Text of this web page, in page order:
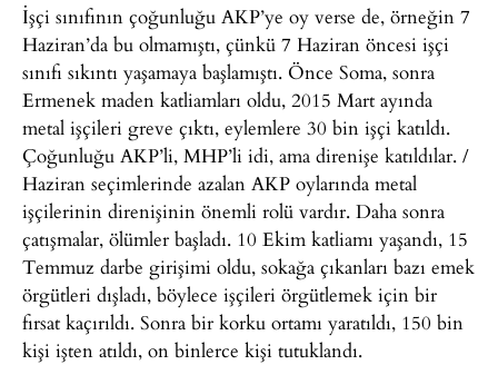
İşçi sınıfının çoğunluğu AKP’ye oy verse de, örneğin 7
Haziran’da bu olmamıştı, çünkü 7 Haziran öncesi işçi
sınıfı sıkıntı yaşamaya başlamıştı. Önce Soma, sonra
Ermenek maden katliamları oldu, 2015 Mart ayında
metal işçileri greve çıktı, eylemlere 30 bin işçi katıldı.
Çoğunluğu AKP’li, MHP’li idi, ama direnişe katıldılar. /
Haziran seçimlerinde azalan AKP oylarında metal
işçilerinin direnişinin önemli rolü vardır. Daha sonra
çatışmalar, ölümler başladı. 10 Ekim katliamı yaşandı, 15
Temmuz darbe girişimi oldu, sokağa çıkanları bazı emek
örgütleri dışladı, böylece işçileri örgütlemek için bir
fırsat kaçırıldı. Sonra bir korku ortamı yaratıldı, 150 bin
kişi işten atıldı, on binlerce kişi tutuklandı.